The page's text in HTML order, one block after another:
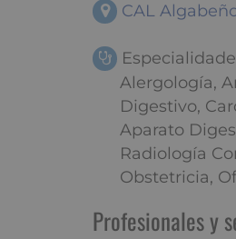
CAL
Alergología,
Digestivo,
Aparato
Radiología
Obstetricia, Of
Profesionales y